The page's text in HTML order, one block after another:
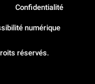
réservés.
Confidentialité
numérique